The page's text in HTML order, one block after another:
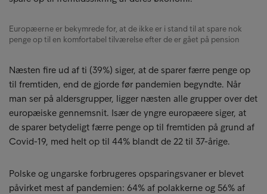
Europæerne er bekymrede for, at de ikke er i stand til at spare nok
penge op til en komfortabel tilværelse efter de er gået på pension
Næsten fire ud af ti (39%) siger, at de sparer færre penge op
til fremtiden, end de gjorde før pandemien begyndte. Når
man ser på aldersgrupper, ligger næsten alle grupper over det
europæiske gennemsnit. Især de yngre europæere siger, at
de sparer betydeligt færre penge op til fremtiden på grund af
Covid-19, med helt op til 44% blandt de 22 til 37-årige.
Polske og ungarske forbrugeres opsparingsvaner er blevet
påvirket mest af pandemien: 64% af polakkerne og 56% af